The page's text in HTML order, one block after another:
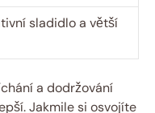
sladidlo a⁤ větší
a dodržování
Jakmile si osvojíte